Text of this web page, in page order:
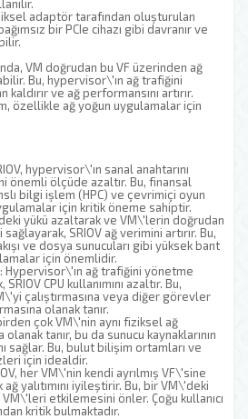
adaptör tarafından oluşturulan
bir PCIe cihazı gibi davranır ve
VM doğrudan bu VF üzerinden ağ
Bu, hypervisor\'ın ağ trafiğini
ve ağ performansını artırır.
özellikle ağ yoğun uygulamalar için
hypervisor\'ın sanal anahtarını
önemli ölçüde azaltır. Bu, finansal
bilgi işlem (HPC) ve çevrimiçi oyun
için kritik öneme sahiptir.
yükü azaltarak ve VM\'lerin doğrudan
SRIOV ağ verimini artırır. Bu,
ve dosya sunucuları gibi yüksek bant
için önemlidir.
Hypervisor\'ın ağ trafiğini yönetme
CPU kullanımını azaltır. Bu,
çalıştırmasına veya diğer görevler
olanak tanır.
çok VM\'nin aynı fiziksel ağ
tanır, bu da sunucu kaynaklarının
sağlar. Bu, bulut bilişim ortamları ve
için idealdir.
her VM\'nin kendi ayrılmış VF\'sine
yalıtımını iyileştirir. Bu, bir VM\'deki
etkilemesini önler. Çoğu kullanıcı
kritik bulmaktadır.